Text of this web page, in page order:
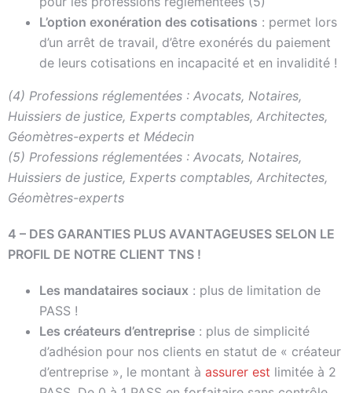
L’option exonération des cotisations : permet lors
d’un arrêt de travail, d’être exonérés du paiement
de leurs cotisations en incapacité et en invalidité !
(4) Professions réglementées : Avocats, Notaires,
Huissiers de justice, Experts comptables, Architectes,
Géomètres-experts et Médecin
(5) Professions réglementées : Avocats, Notaires,
Huissiers de justice, Experts comptables, Architectes,
Géomètres-experts
4 – DES GARANTIES PLUS AVANTAGEUSES SELON LE
PROFIL DE NOTRE CLIENT TNS !
Les mandataires sociaux : plus de limitation de
PASS !
Les créateurs d’entreprise : plus de simplicité
d’adhésion pour nos clients en statut de « créateur
d’entreprise », le montant à assurer est limitée à 2